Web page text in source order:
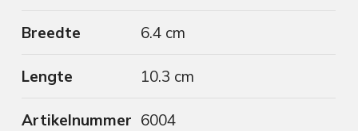
Breedte 6.4 cm
Lengte 10.3 cm
Artikelnummer 6004